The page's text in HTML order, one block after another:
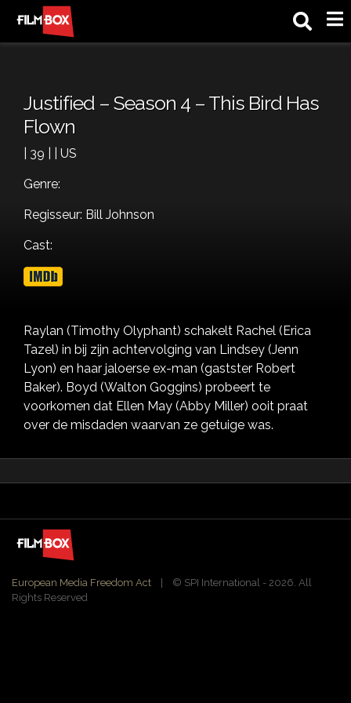
Justified – Season 4 – This Bird Has
Flown
| 39 | | US
Genre:
Regisseur: Bill Johnson
Cast:
Raylan (Timothy Olyphant) schakelt Rachel (Erica
Tazel) in bij zijn achtervolging van Lindsey (Jenn
Lyon) en haar jaloerse ex-man (gastster Robert
Baker). Boyd (Walton Goggins) probeert te
voorkomen dat Ellen May (Abby Miller) ooit praat
over de misdaden waarvan ze getuige was.
European Media Freedom Act | ©️ SPI International - 2026. All
Rights Reserved